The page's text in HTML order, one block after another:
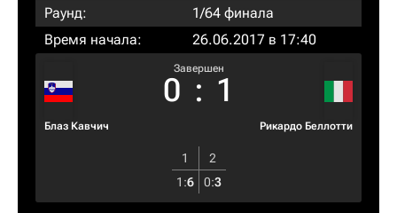
Раунд:
1/64 финала
Время начала:
26.06.2017 в 17:40
Блаз Кавчич
Завершен
0 : 1
Рикардо Беллотти
1
2
1 :6 0:3